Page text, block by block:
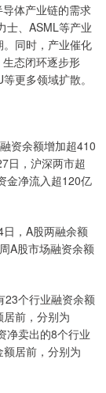
体产业链的需求
士、ASML等产业
同时，产业催化
态闭环逐步形
更多领域扩散。
资余额增加超410
日，沪深两市超
金净流入超120亿
，A股两融余额
A股市场融资余额
个行业融资余额
前，分别为
净卖出的8个行业
居前，分别为